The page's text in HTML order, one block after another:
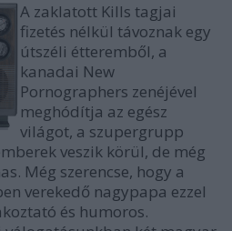
A zaklatott Kills tagjai
fizetés nélkül távoznak egy
útszéli étteremből, a
kanadai New
Pornographers zenéjével
meghódítja az egész
világot, a szupergrupp
veszik körül, de még
Még szerencse, hogy a
verekedő nagypapa ezzel
és humoros.